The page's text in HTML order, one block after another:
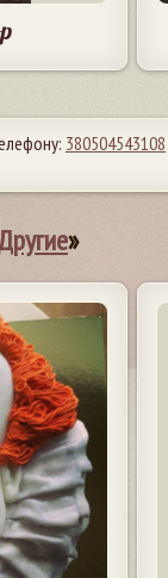
380504543108
»